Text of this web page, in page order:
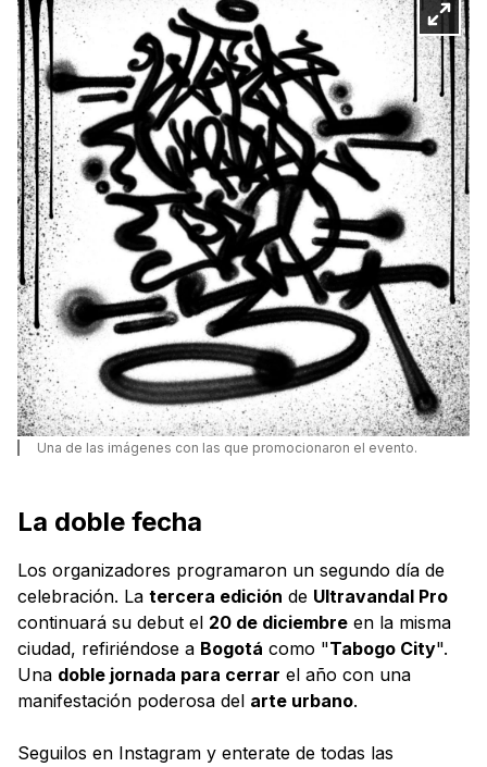
Una de las imágenes con las que promocionaron el evento.
La doble fecha
Los organizadores programaron un segundo día de
celebración. La tercera edición de Ultravandal Pro
continuará su debut el 20 de diciembre en la misma
ciudad, refiriéndose a Bogotá como "Tabogo City".
Una doble jornada para cerrar el año con una
manifestación poderosa del arte urbano.
Seguilos en Instagram y enterate de todas las